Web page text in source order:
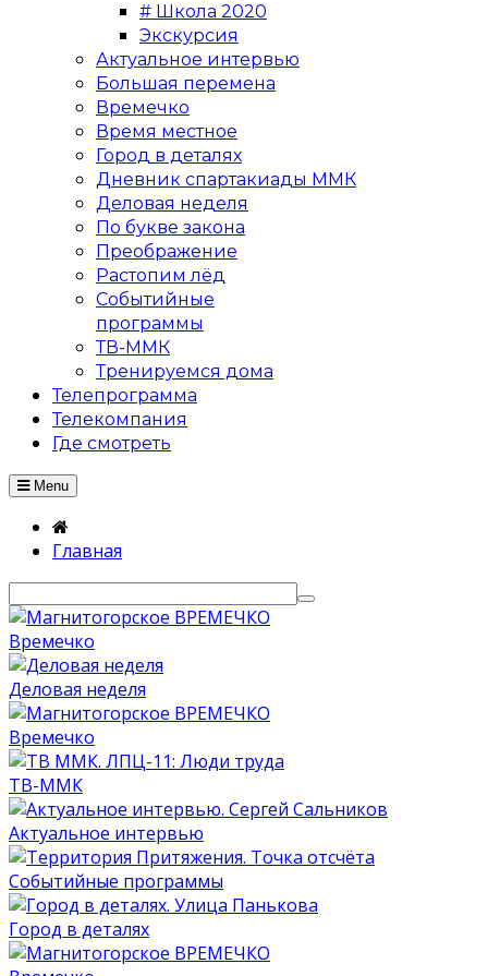
# Школа 2020
Экскурсия
Актуальное интервью
Большая перемена
Времечко
Время местное
Город в деталях
Дневник спартакиады ММК
Деловая неделя
По букве закона
Преображение
Растопим лёд
Событийные
программы
ТВ-ММК
Тренируемся дома
Телепрограмма
Телекомпания
Где смотреть
Menu
Главная
Времечко
Деловая неделя
Времечко
ТВ-ММК
Актуальное интервью
Событийные программы
Город в деталях